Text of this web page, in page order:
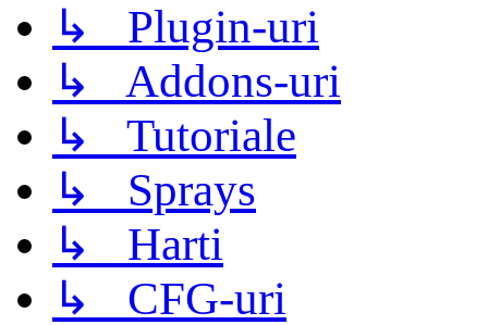
↳ Plugin-uri
↳ Addons-uri
↳ Tutoriale
↳ Sprays
↳ Harti
↳ CFG-uri